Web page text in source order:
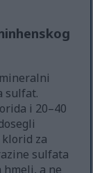
sulfat.
i 20–40
za
sulfata
hmelj, a ne